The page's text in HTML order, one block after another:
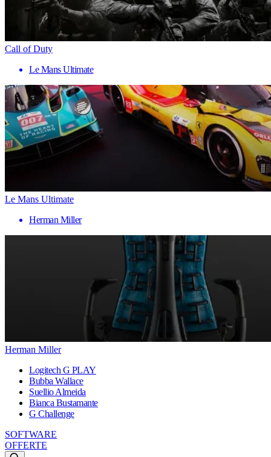
Call of Duty
Le Mans Ultimate
Le Mans Ultimate
Herman Miller
Herman Miller
Logitech G PLAY
Bubba Wallace
Suellio Almeida
Bianca Bustamante
G Challenge
SOFTWARE
OFFERTE